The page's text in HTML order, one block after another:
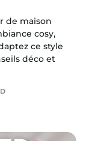
de maison
cosy,
ce style
déco et